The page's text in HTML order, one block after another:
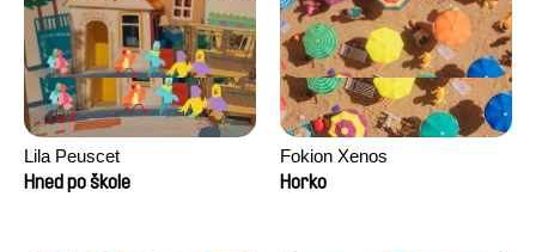
Lila Peuscet
Hned po škole
Fokion Xenos
Horko